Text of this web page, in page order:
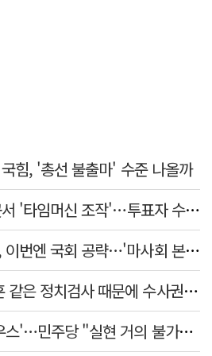
힘, '총선 불출마' 수준 나올까
주진우 "선관위 117곳서 '타임머신 조작'…투표자 수 미리 입력"
김병삼 경북 영천시장, 이번엔 국회 공략…'마사회 본사 이전·광역교통망 확충' 요청
홍준표 "윤석열·한동훈 같은 정치검사 때문에 수사권마저 탈취 당해"
황희가 띄운 '버스 하우스'…민주당 "실현 거의 불가능, 해프닝으로 봐달라"